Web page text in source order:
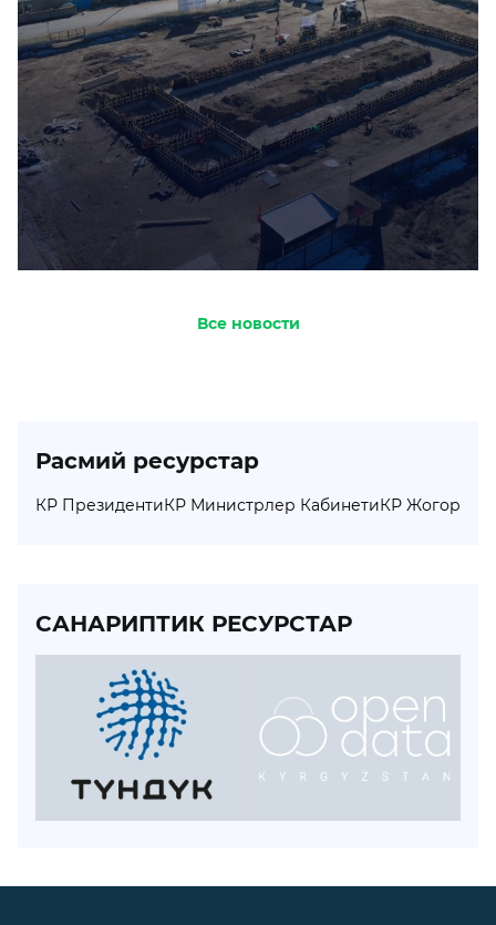
Все новости
Расмий ресурстар
КР ПрезидентиКР Министрлер КабинетиКР Жогорку
САНАРИПТИК РЕСУРСТАР